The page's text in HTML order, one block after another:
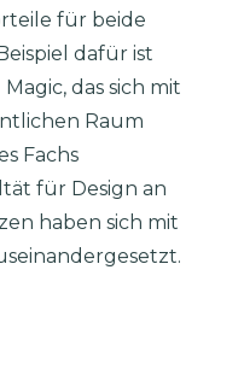
für beide
dafür ist
das sich mit
Raum
Fachs
für Design an
haben sich mit